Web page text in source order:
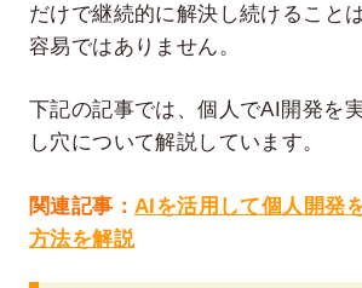
だけで継続的に解決し続けること
容易ではありません。
下記の記事では、個人でAI開発を
し穴について解説しています。
関連記事： AIを活用して個人開発
方法を解説